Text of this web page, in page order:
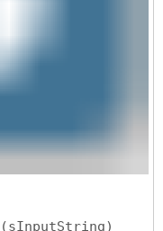
(sInputString)